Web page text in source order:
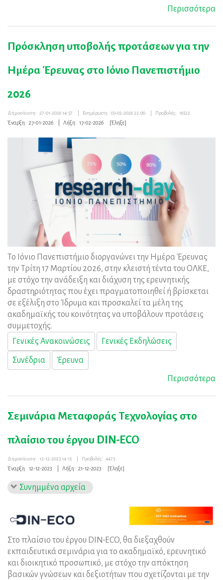
Περισσότερα
Πρόσκληση υποβολής προτάσεων για την
Ημέρα Έρευνας στο Ιόνιο Πανεπιστήμιο
2026
Δημοσίευση: 27-01-2026 14:57 Ενημέρωση: 03-02-2026 22:00 Προβολές: 16522
Έναρξη: 27-01-2026 Λήξη: 17-02-2026 [Έληξε]
Το Ιόνιο Πανεπιστήμιο διοργανώνει την Ημέρα Έρευνας
την Τρίτη 17 Μαρτίου 2026, στην κλειστή τέντα του ΟΛΚΕ,
με στόχο την ανάδειξη και διάχυση της ερευνητικής
δραστηριότητας που έχει πραγματοποιηθεί ή βρίσκεται
σε εξέλιξη στο Ίδρυμα και προσκαλεί τα μέλη της
ακαδημαϊκής του κοινότητας να υποβάλουν προτάσεις
συμμετοχής.
Γενικές Ανακοινώσεις
Γενικές Εκδηλώσεις
Συνέδρια Έρευνα
Περισσότερα
Σεμινάρια Μεταφοράς Τεχνολογίας στο
πλαίσιο του έργου DIN-ECO
Δημοσίευση: 12-12-2023 14:15 Προβολές: 4473
Έναρξη: 12-12-2023 Λήξη: 21-12-2023 [Έληξε]
Συνημμένα αρχεία
Στο πλαίσιο του έργου DIN-ECO, θα διεξαχθούν
εκπαιδευτικά σεμινάρια για το ακαδημαϊκό, ερευνητικό
και διοικητικό προσωπικό, με στόχο την απόκτηση
βασικών γνώσεων και δεξιοτήτων που σχετίζονται με την